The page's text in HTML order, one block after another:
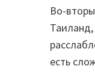
Во-
есть